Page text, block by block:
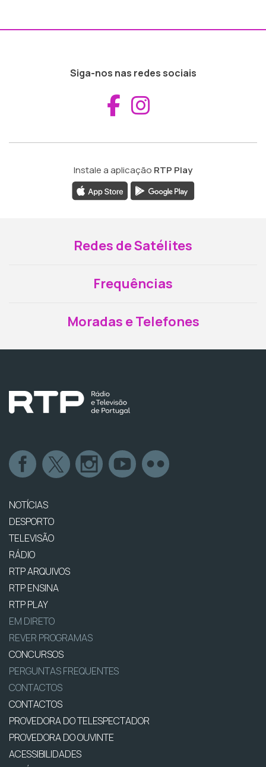
Siga-nos nas redes sociais
Aceder ao
Instale a aplicação RTP Play
Redes de Satélites
Frequências
Moradas e Telefones
NOTÍCIAS
DESPORTO
TELEVISÃO
RÁDIO
RTP ARQUIVOS
RTP ENSINA
RTP PLAY
EM DIRETO
REVER PROGRAMAS
CONCURSOS
PERGUNTAS FREQUENTES
CONTACTOS
CONTACTOS
PROVEDORA DO TELESPECTADOR
PROVEDORA DO OUVINTE
ACESSIBILIDADES